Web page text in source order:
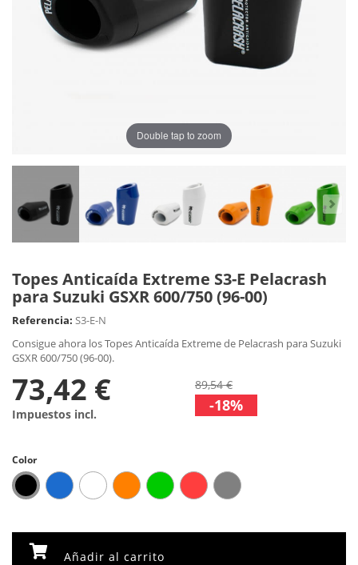
Double tap to zoom
Topes Anticaída Extreme S3-E Pelacrash
para Suzuki GSXR 600/750 (96-00)
Referencia: S3-E-N
Consigue ahora los Topes Anticaída Extreme de Pelacrash para Suzuki
GSXR 600/750 (96-00).
73,42 €
Impuestos incl.
89,54 €
-18%
Color
Añadir al carrito